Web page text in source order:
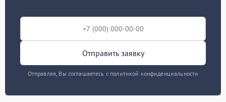
Отправить заявку
Отправляя, Вы соглашаетесь с политикой конфиденциальности